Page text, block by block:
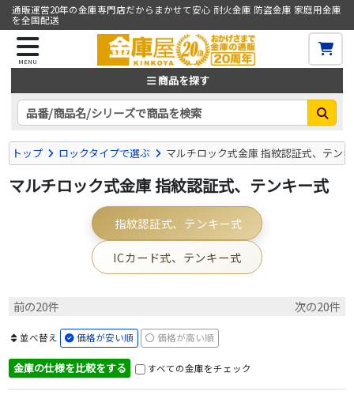
通販運営20年の金庫専門店だからまかせて安心 耐火金庫 防盗金庫 家庭用金庫
を全国配送
MENU
商品を探す
トップ ロックタイプで選ぶ マルチロック式金庫 指紋認証式、テン
マルチロック式金庫 指紋認証式、テンキー式
指紋認証式、テンキー式
ICカード式、テンキー式
前の20件 次の20件
金庫の仕様を比較をする すべての金庫をチェック
並べ替え 価格が安い順 価格が高い順